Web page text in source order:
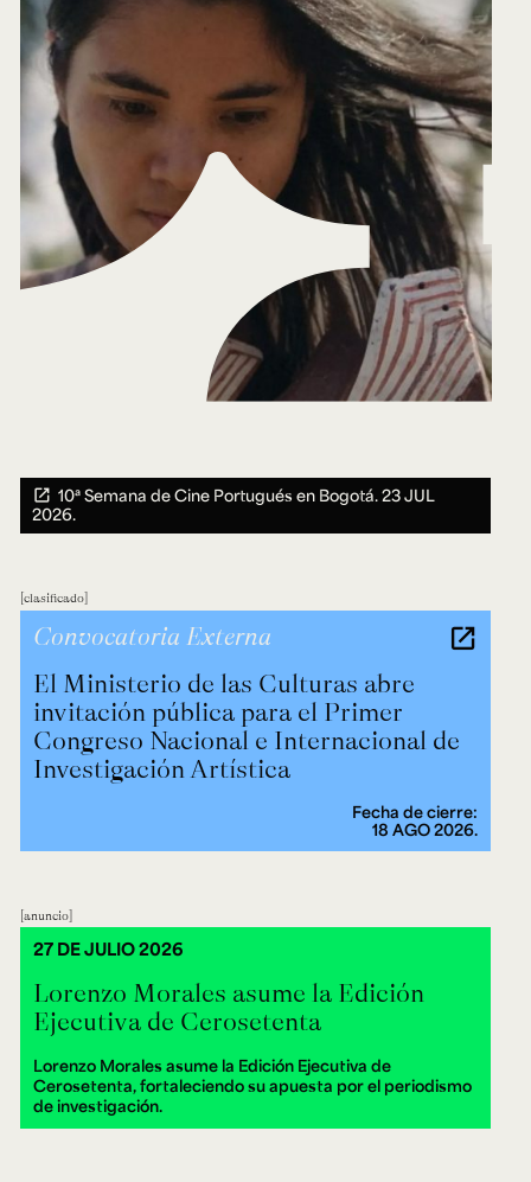
10ª Semana de Cine Portugués en Bogotá.23 JUL
2026.
clasificado
El Ministerio de las Culturas abre
invitación pública para el Primer
Congreso Nacional e Internacional de
Investigación Artística
Convocatoria Externa
Fecha de cierre:
18 AGO 2026.
anuncio
Lorenzo Morales asume la Edición
Ejecutiva de Cerosetenta
Lorenzo Morales asume la Edición Ejecutiva de
Cerosetenta, fortaleciendo su apuesta por el periodismo
de investigación.
27 DE JULIO 2026